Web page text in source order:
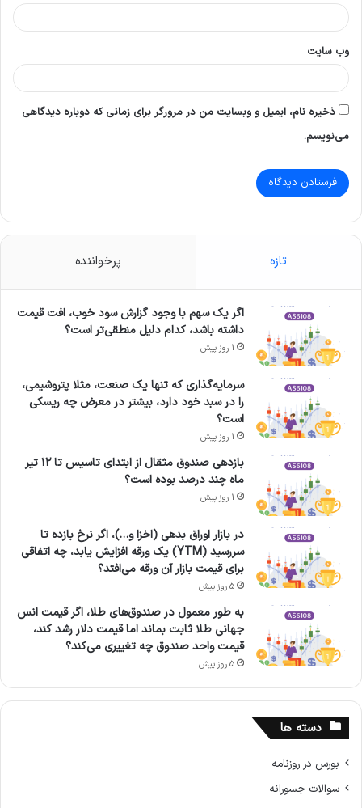
وب‌ سایت
ذخیره نام، ایمیل و وبسایت من در مرورگر برای زمانی که دوباره دیدگاهی
می‌نویسم.
تازه پرخواننده
اگر یک سهم با وجود گزارش سود خوب، افت قیمت
داشته باشد، کدام دلیل منطقی‌تر است؟
1 روز پیش
سرمایه‌گذاری که تنها یک صنعت، مثلا پتروشیمی،
را در سبد خود دارد، بیشتر در معرض چه ریسکی
است؟
1 روز پیش
بازدهی صندوق مثقال از ابتدای تاسیس تا ۱۲ تیر
ماه چند درصد بوده است؟
1 روز پیش
در بازار اوراق بدهی (اخزا و…)، اگر نرخ بازده تا
سررسید (YTM) یک ورقه افزایش یابد، چه اتفاقی
برای قیمت بازار آن ورقه می‌افتد؟
5 روز پیش
به طور معمول در صندوق‌های طلا، اگر قیمت انس
جهانی طلا ثابت بماند اما قیمت دلار رشد کند،
قیمت واحد صندوق چه تغییری می‌کند؟
5 روز پیش
دسته ها
بورس در روزنامه
سوالات جسورانه